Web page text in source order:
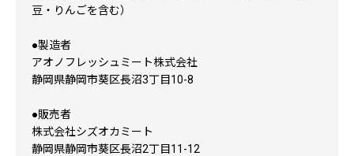
豆・りんごを含む）
●製造者
アオノフレッシュミート株式会社
静岡県静岡市葵区長沼3丁目10-8
●販売者
株式会社シズオカミート
静岡県静岡市葵区長沼2丁目11-12